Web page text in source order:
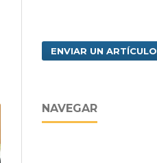
ENVIAR UN ARTÍCULO
NAVEGAR